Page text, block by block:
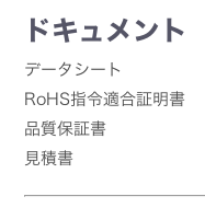
ドキュメント
データシート
RoHS指令適合証明書
品質保証書
見積書